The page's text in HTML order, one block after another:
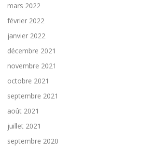
mars 2022
février 2022
janvier 2022
décembre 2021
novembre 2021
octobre 2021
septembre 2021
août 2021
juillet 2021
septembre 2020